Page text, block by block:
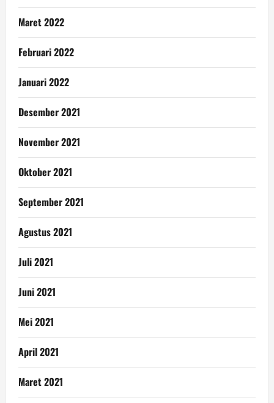
Maret 2022
Februari 2022
Januari 2022
Desember 2021
November 2021
Oktober 2021
September 2021
Agustus 2021
Juli 2021
Juni 2021
Mei 2021
April 2021
Maret 2021